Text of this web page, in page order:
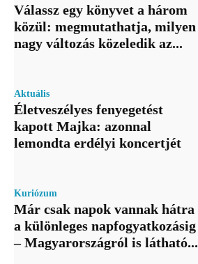
Válassz egy könyvet a három
közül: megmutathatja, milyen
nagy változás közeledik az...
Aktuális
Életveszélyes fenyegetést
kapott Majka: azonnal
lemondta erdélyi koncertjét
Kuriózum
Már csak napok vannak hátra
a különleges napfogyatkozásig
– Magyarországról is látható...